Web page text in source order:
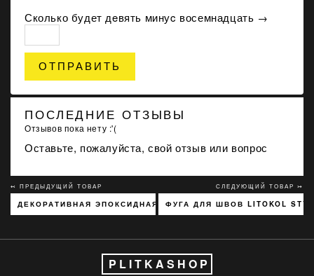
Сколько будет дeвять минуc восемнадцать →
ОТПРАВИТЬ
ПОСЛЕДНИЕ ОТЗЫВЫ
Отзывов пока нету :'(
Оставьте, пожалуйста, свой отзыв или вопрос
↢ ПРЕДЫДУЩИЙ ТОВАР
ДЕКОРАТИВНАЯ ЭПОКСИДНАЯ ЗАТИРКА SOPRO TOPAS DFE
СЛЕДУЮЩИЙ ТОВАР ↣
ФУГА ДЛЯ ШВОВ LITOKOL
PLITKASHOP